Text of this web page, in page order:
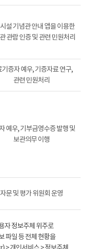
설 기념관 안내 앱을 이용한
관람 인증 및 관련 민원처리
기증자 예우, 기증자료 연구,
관련 민원처리
예우, 기부금영수증 발행 및
보관의무 이행
자문 및 평가 위원회 운영
자 정보주체 위주로
파일 등 전체 현황을